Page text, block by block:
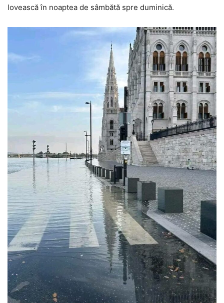
lovească în noaptea de sâmbătă spre duminică.